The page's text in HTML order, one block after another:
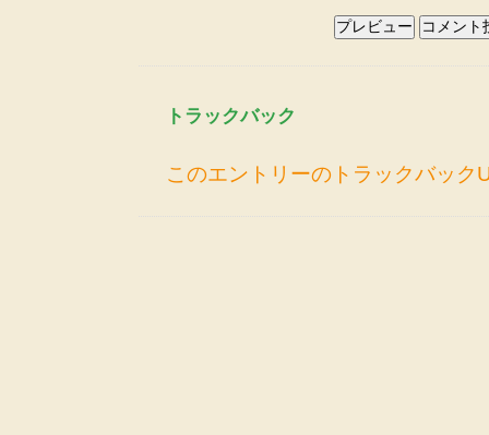
トラックバック
このエントリーのトラックバック